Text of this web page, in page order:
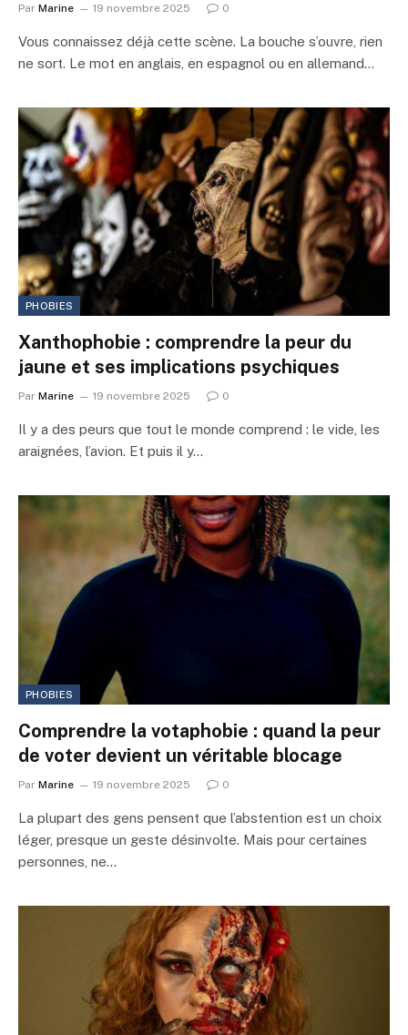
Par Marine 19 novembre 2025 0
Vous connaissez déjà cette scène. La bouche s’ouvre, rien
ne sort. Le mot en anglais, en espagnol ou en allemand…
PHOBIES
Xanthophobie : comprendre la peur du
jaune et ses implications psychiques
Par Marine 19 novembre 2025 0
Il y a des peurs que tout le monde comprend : le vide, les
araignées, l’avion. Et puis il y…
PHOBIES
Comprendre la votaphobie : quand la peur
de voter devient un véritable blocage
Par Marine 19 novembre 2025 0
La plupart des gens pensent que l’abstention est un choix
léger, presque un geste désinvolte. Mais pour certaines
personnes, ne…